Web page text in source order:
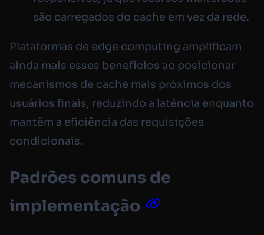
são carregados do cache em vez da rede.
Plataformas de edge computing amplificam
ainda mais esses benefícios ao posicionar
mecanismos de cache mais próximos dos
usuários finais, reduzindo a latência enquanto
mantêm a eficiência das requisições
condicionais.
Padrões comuns de
implementação